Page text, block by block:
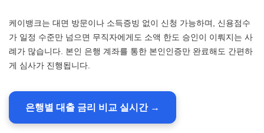
케이뱅크는 대면 방문이나 소득증빙 없이 신청 가능하며, 신용점수
가 일정 수준만 넘으면 무직자에게도 소액 한도 승인이 이뤄지는 사
례가 많습니다. 본인 은행 계좌를 통한 본인인증만 완료해도 간편하
게 심사가 진행됩니다.
은행별 대출 금리 비교 실시간 →